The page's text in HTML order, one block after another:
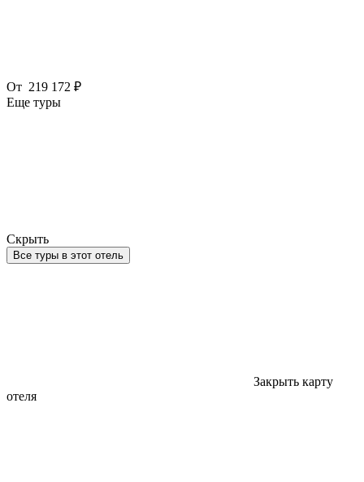
От 219 172 ₽
Еще туры
Скрыть
Все туры в этот отель
Закрыть карту
отеля